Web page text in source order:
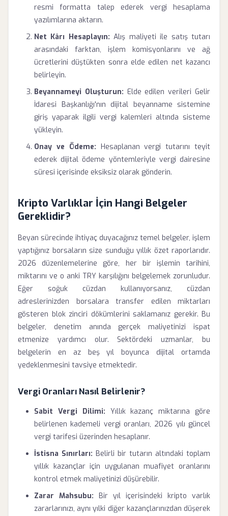
resmi formatta talep ederek vergi hesaplama
yazılımlarına aktarın.
Net Kârı Hesaplayın: Alış maliyeti ile satış tutarı
arasındaki farktan, işlem komisyonlarını ve ağ
ücretlerini düştükten sonra elde edilen net kazancı
belirleyin.
Beyannameyi Oluşturun: Elde edilen verileri Gelir
İdaresi Başkanlığı'nın dijital beyanname sistemine
giriş yaparak ilgili vergi kalemleri altında sisteme
yükleyin.
Onay ve Ödeme: Hesaplanan vergi tutarını teyit
ederek dijital ödeme yöntemleriyle vergi dairesine
süresi içerisinde eksiksiz olarak gönderin.
Kripto Varlıklar İçin Hangi Belgeler
Gereklidir?
Beyan sürecinde ihtiyaç duyacağınız temel belgeler, işlem
yaptığınız borsaların size sunduğu yıllık özet raporlarıdır.
2026 düzenlemelerine göre, her bir işlemin tarihini,
miktarını ve o anki TRY karşılığını belgelemek zorunludur.
Eğer soğuk cüzdan kullanıyorsanız, cüzdan
adreslerinizden borsalara transfer edilen miktarları
gösteren blok zinciri dökümlerini saklamanız gerekir. Bu
belgeler, denetim anında gerçek maliyetinizi ispat
etmenize yardımcı olur. Sektördeki uzmanlar, bu
belgelerin en az beş yıl boyunca dijital ortamda
yedeklenmesini tavsiye etmektedir.
Vergi Oranları Nasıl Belirlenir?
Sabit Vergi Dilimi: Yıllık kazanç miktarına göre
belirlenen kademeli vergi oranları, 2026 yılı güncel
vergi tarifesi üzerinden hesaplanır.
İstisna Sınırları: Belirli bir tutarın altındaki toplam
yıllık kazançlar için uygulanan muafiyet oranlarını
kontrol etmek maliyetinizi düşürebilir.
Zarar Mahsubu: Bir yıl içerisindeki kripto varlık
zararlarınızı, aynı yılki diğer kazançlarınızdan düşerek